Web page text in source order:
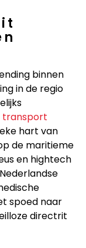
binnen
in de regio
transport
hart van
de maritieme
en hightech
spoed naar
directrit